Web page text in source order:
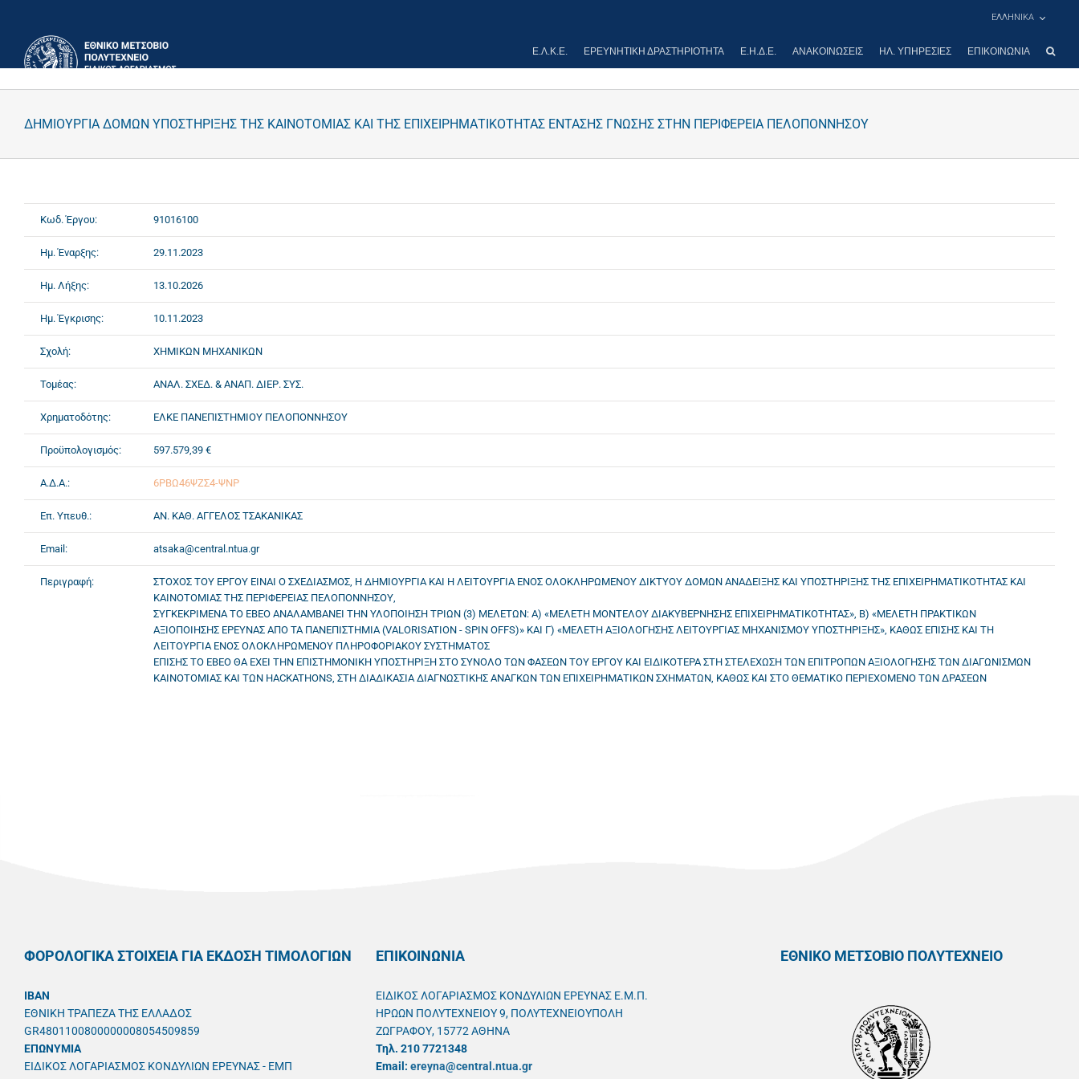
περιεχόμενο
ΕΛΛΗΝΙΚΑ
Ε.Λ.Κ.Ε. ΕΡΕΥΝΗΤΙΚΉ ΔΡΑΣΤΗΡΙΌΤΗΤΑ Ε.Η.Δ.Ε. ΑΝΑΚΟΙΝΏΣΕΙΣ ΗΛ. ΥΠΗΡΕΣΊΕΣ ΕΠΙΚΟΙΝΩΝΊΑ
ΔΗΜΙΟΥΡΓΙΑ ΔΟΜΩΝ ΥΠΟΣΤΗΡΙΞΗΣ ΤΗΣ ΚΑΙΝΟΤΟΜΙΑΣ ΚΑΙ ΤΗΣ ΕΠΙΧΕΙΡΗΜΑΤΙΚΟΤΗΤΑΣ ΕΝΤΑΣΗΣ ΓΝΩΣΗΣ ΣΤΗΝ ΠΕΡΙΦΕΡΕΙΑ ΠΕΛΟΠΟΝΝΗΣΟΥ
Κωδ. Έργου: 91016100
Ημ. Έναρξης: 29.11.2023
Ημ. Λήξης: 13.10.2026
Ημ. Έγκρισης: 10.11.2023
Σχολή: ΧΗΜΙΚΩΝ ΜΗΧΑΝΙΚΩΝ
Τομέας: ΑΝΑΛ. ΣΧΕΔ. & ΑΝΑΠ. ΔΙΕΡ. ΣΥΣ.
Χρηματοδότης: ΕΛΚΕ ΠΑΝΕΠΙΣΤΗΜΙΟΥ ΠΕΛΟΠΟΝΝΗΣΟΥ
Προϋπολογισμός: 597.579,39 €
Α.Δ.Α.: 6ΡΒΩ46ΨΖΣ4-ΨΝΡ
Επ. Υπευθ.: ΑΝ. ΚΑΘ. ΑΓΓΕΛΟΣ ΤΣΑΚΑΝΙΚΑΣ
Email: atsaka@central.ntua.gr
Περιγραφή:
ΣΤΟΧΟΣ ΤΟΥ ΕΡΓΟΥ ΕΙΝΑΙ Ο ΣΧΕΔΙΑΣΜΟΣ, Η ΔΗΜΙΟΥΡΓΙΑ ΚΑΙ Η ΛΕΙΤΟΥΡΓΙΑ ΕΝΟΣ ΟΛΟΚΛΗΡΩΜΕΝΟΥ ΔΙΚΤΥΟΥ ΔΟΜΩΝ ΑΝΑΔΕΙΞΗΣ ΚΑΙ ΥΠΟΣΤΗΡΙΞΗΣ ΤΗΣ ΕΠΙΧΕΙΡΗΜΑΤΙΚΟΤΗΤΑΣ ΚΑΙ
ΚΑΙΝΟΤΟΜΙΑΣ ΤΗΣ ΠΕΡΙΦΕΡΕΙΑΣ ΠΕΛΟΠΟΝΝΗΣΟΥ,
ΣΥΓΚΕΚΡΙΜΕΝΑ ΤΟ ΕΒΕΟ ΑΝΑΛΑΜΒΑΝΕΙ ΤΗΝ ΥΛΟΠΟΙΗΣΗ ΤΡΙΩΝ (3) ΜΕΛΕΤΩΝ: Α) «ΜΕΛΕΤΗ ΜΟΝΤΕΛΟΥ ΔΙΑΚΥΒΕΡΝΗΣΗΣ ΕΠΙΧΕΙΡΗΜΑΤΙΚΟΤΗΤΑΣ», Β) «ΜΕΛΕΤΗ ΠΡΑΚΤΙΚΩΝ
ΑΞΙΟΠΟΙΗΣΗΣ ΕΡΕΥΝΑΣ ΑΠΟ ΤΑ ΠΑΝΕΠΙΣΤΗΜΙΑ (VALORISATION - SPIN OFFS)» ΚΑΙ Γ) «ΜΕΛΕΤΗ ΑΞΙΟΛΟΓΗΣΗΣ ΛΕΙΤΟΥΡΓΙΑΣ ΜΗΧΑΝΙΣΜΟΥ ΥΠΟΣΤΗΡΙΞΗΣ», ΚΑΘΩΣ ΕΠΙΣΗΣ ΚΑΙ ΤΗ
ΛΕΙΤΟΥΡΓΙΑ ΕΝΟΣ ΟΛΟΚΛΗΡΩΜΕΝΟΥ ΠΛΗΡΟΦΟΡΙΑΚΟΥ ΣΥΣΤΗΜΑΤΟΣ
ΕΠΙΣΗΣ ΤΟ ΕΒΕΟ ΘΑ ΕΧΕΙ ΤΗΝ ΕΠΙΣΤΗΜΟΝΙΚΗ ΥΠΟΣΤΗΡΙΞΗ ΣΤΟ ΣΥΝΟΛΟ ΤΩΝ ΦΑΣΕΩΝ ΤΟΥ ΕΡΓΟΥ ΚΑΙ ΕΙΔΙΚΟΤΕΡΑ ΣΤΗ ΣΤΕΛΕΧΩΣΗ ΤΩΝ ΕΠΙΤΡΟΠΩΝ ΑΞΙΟΛΟΓΗΣΗΣ ΤΩΝ ΔΙΑΓΩΝΙΣΜΩΝ
ΚΑΙΝΟΤΟΜΙΑΣ ΚΑΙ ΤΩΝ HACKATHONS, ΣΤΗ ΔΙΑΔΙΚΑΣΙΑ ΔΙΑΓΝΩΣΤΙΚΗΣ ΑΝΑΓΚΩΝ ΤΩΝ ΕΠΙΧΕΙΡΗΜΑΤΙΚΩΝ ΣΧΗΜΑΤΩΝ, ΚΑΘΩΣ ΚΑΙ ΣΤΟ ΘΕΜΑΤΙΚΟ ΠΕΡΙΕΧΟΜΕΝΟ ΤΩΝ ΔΡΑΣΕΩΝ
ΦΟΡΟΛΟΓΙΚΑ ΣΤΟΙΧΕΙΑ ΓΙΑ ΕΚΔΟΣΗ ΤΙΜΟΛΟΓΙΩΝ
IBAN
ΕΘΝΙΚΗ ΤΡΑΠΕΖΑ ΤΗΣ ΕΛΛΑΔΟΣ
GR4801100800000008054509859
ΕΠΩΝΥΜΙΑ
ΕΙΔΙΚΟΣ ΛΟΓΑΡΙΑΣΜΟΣ ΚΟΝΔΥΛΙΩΝ ΕΡΕΥΝΑΣ - ΕΜΠ
ΕΠΙΚΟΙΝΩΝΙΑ
ΕΙΔΙΚΟΣ ΛΟΓΑΡΙΑΣΜΟΣ ΚΟΝΔΥΛΙΩΝ ΕΡΕΥΝΑΣ Ε.Μ.Π.
ΗΡΩΩΝ ΠΟΛΥΤΕΧΝΕΙΟΥ 9, ΠΟΛΥΤΕΧΝΕΙΟΥΠΟΛΗ
ΖΩΓΡΑΦΟΥ, 15772 ΑΘΗΝΑ
Τηλ. 210 7721348
Email: ereyna@central.ntua.gr
ΕΘΝΙΚΟ ΜΕΤΣΟΒΙΟ ΠΟΛΥΤΕΧΝΕΙΟ